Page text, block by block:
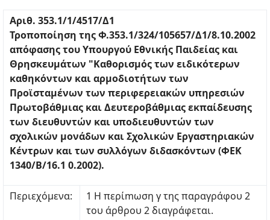
Αριθ. 353.1/1/4517/Δ1
Τροποποίηση της Φ.353.1/324/105657/Δ1/8.10.2002
απόφασης του Υπουργού Εθνικής Παιδείας και
Θρησκευμάτων "Καθορισμός των ειδικότερων
καθηκόντων και αρμοδιοτήτων των
Προϊσταμένων των περιφερειακών υπηρεσιών
Πρωτοβάθμιας και Δευτεροβάθμιας εκπαίδευσης
των διευθυντών και υποδιευθυντών των
σχολικών μονάδων και Σχολικών Εργαστηριακών
Κέντρων και των συλλόγων διδασκόντων (ΦΕΚ
1340/Β/16.1 0.2002).
Περιεχόμενα:
1 Η περίmωση γ της παραγράφου 2
του άρθρου 2 διαγράφεται.